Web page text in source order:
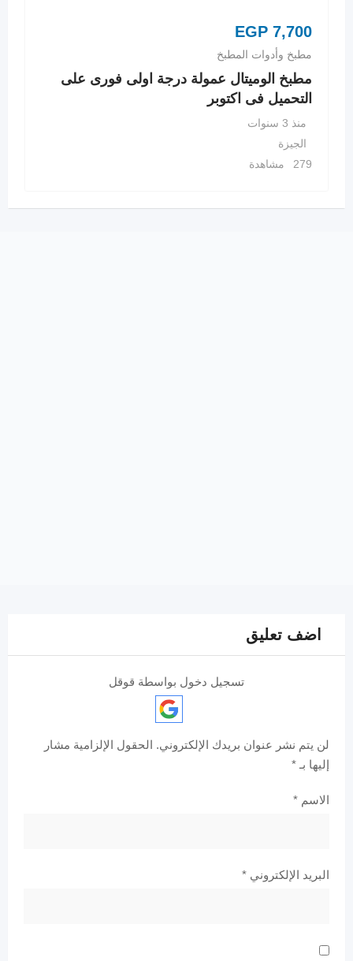
EGP 7,700
مطبخ وأدوات المطبخ
مطبخ الوميتال عمولة درجة اولى فورى على
التحميل فى اكتوبر
منذ 3 سنوات
الجيزة
279 مشاهدة
اضف تعليق
تسجيل دخول بواسطة قوقل
لن يتم نشر عنوان بريدك الإلكتروني. الحقول الإلزامية مشار
إليها بـ *
الاسم *
البريد الإلكتروني *